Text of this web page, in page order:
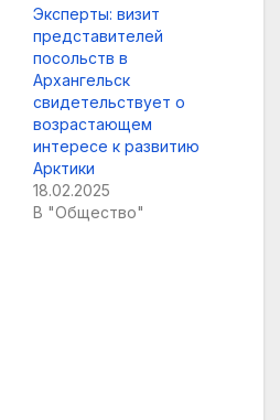
Эксперты: визит
представителей
посольств в
Архангельск
свидетельствует о
возрастающем
интересе к развитию
Арктики
18.02.2025
В "Общество"